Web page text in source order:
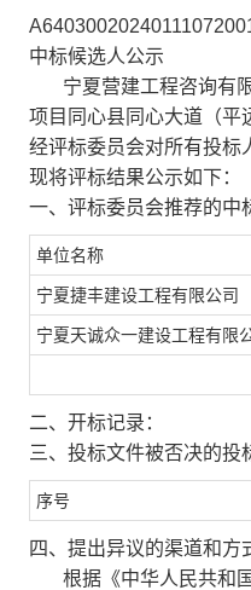
中标候选人公示
宁夏营建工程咨询有限
项目同心县同心大道（平
经评标委员会对所有投标
现将评标结果公示如下：
一、评标委员会推荐的中
单位名称
宁夏捷丰建设工程有限公司
宁夏天诚众一建设工程有限
二、开标记录：
三、投标文件被否决的投
序号
四、提出异议的渠道和方
根据《中华人民共和国